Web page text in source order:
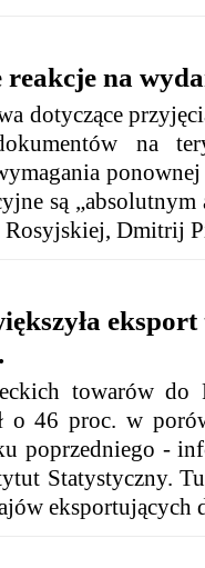
reakcje na
dotyczące
na
ponownej
są „absolutnym
Rosyjskiej, Dmitrij
towarów do
o 46 proc. w
poprzedniego -
Statystyczny.
eksportujących